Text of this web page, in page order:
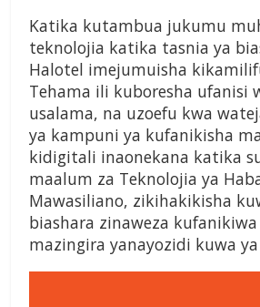
Katika kutambua jukumu
teknolojia katika tasnia ya
Halotel imejumuisha
Tehama ili kuboresha ufanisi
usalama, na uzoefu kwa
ya kampuni ya kufanikisha
kidigitali inaonekana katika
maalum za Teknolojia ya
Mawasiliano, zikihakikisha
biashara zinaweza
mazingira yanayozidi kuwa